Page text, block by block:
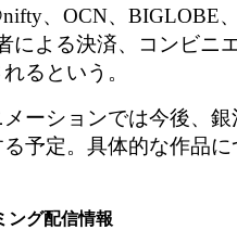
、OCN、BIGLOBE
による決済、コンビニ
るという。
ーションでは今後、銀
予定。具体的な作品
ング配信情報